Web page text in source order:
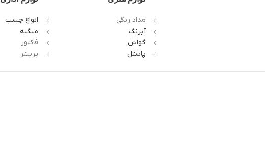
مداد رنگی
آبرنگ
گواش
پاستل
انواع چسب
منگنه
فاکتور
پرینتر